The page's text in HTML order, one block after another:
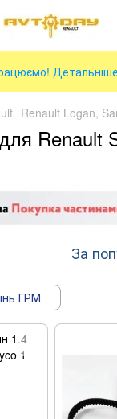
Renault Logan,
Renault
За
ГРМ